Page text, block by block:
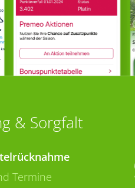
& Sorgfalt
Termine